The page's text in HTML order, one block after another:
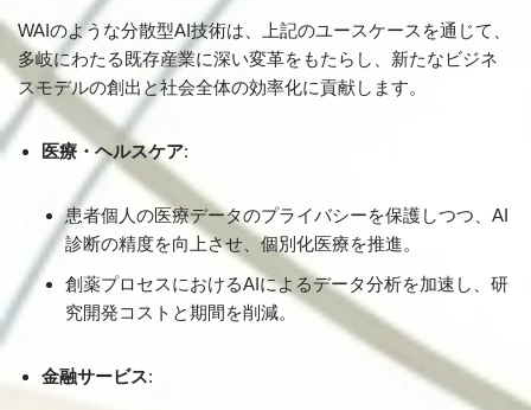
WAIのような分散型AI技術は、上記のユースケースを通じて、
多岐にわたる既存産業に深い変革をもたらし、新たなビジネ
スモデルの創出と社会全体の効率化に貢献します。
医療・ヘルスケア:
患者個人の医療データのプライバシーを保護しつつ、AI
診断の精度を向上させ、個別化医療を推進。
創薬プロセスにおけるAIによるデータ分析を加速し、研
究開発コストと期間を削減。
金融サービス: